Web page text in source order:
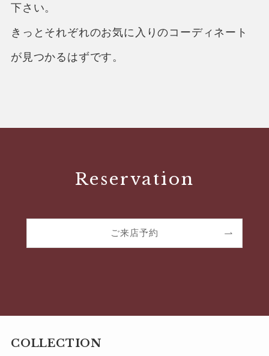
下さい。
きっとそれぞれのお気に入りのコーディネート
が見つかるはずです。
Reservation
ご来店予約
COLLECTION